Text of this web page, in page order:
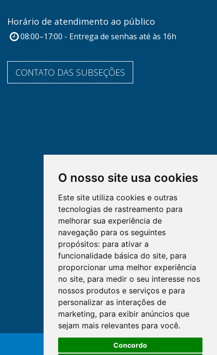
O nosso site usa cookies
Este site utiliza cookies e outras
tecnologias de rastreamento para
melhorar sua experiência de
navegação para os seguintes
propósitos: para ativar a
funcionalidade básica do site, para
proporcionar uma melhor experiência
no site, para medir o seu interesse nos
nossos produtos e serviços e para
personalizar as interações de
marketing, para exibir anúncios que
sejam mais relevantes para você.
Concordo
Horário de atendimento ao público
08:00–17:00 - Entrega de senhas até às 16h
CONTATO DAS SUBSEÇÕES